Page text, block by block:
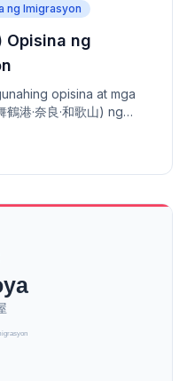
ng Imigrasyon
Opisina ng
opisina at mga
港·奈良·和歌山) ng
lugar.